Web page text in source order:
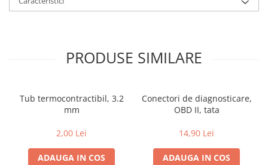
PRODUSE SIMILARE
Tub termocontractibil, 3.2
mm
2,00 Lei
ADAUGA IN COS
Conectori de diagnosticare,
OBD II, tata
14,90 Lei
ADAUGA IN COS